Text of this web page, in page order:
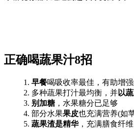
正确喝蔬果汁8招
1. 早餐喝吸收率最佳，有助增
2. 多种蔬果打汁最均衡，并以
3. 别加糖 ，水果糖分已足够
4. 部分水果果皮也充满营养(如
5. 蔬果渣是精华，充满膳食纤